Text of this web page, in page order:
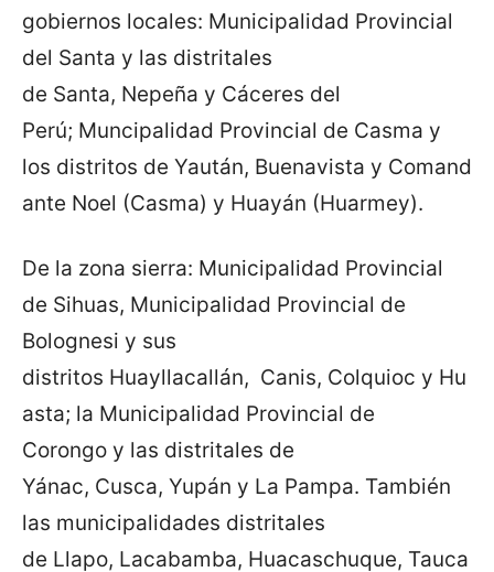
gobiernos locales: Municipalidad Provincial
del Santa y las distritales
de Santa, Nepeña y Cáceres del
Perú; Muncipalidad Provincial de Casma y
los distritos de Yaután, Buenavista y Comand
ante Noel (Casma) y Huayán (Huarmey).
De la zona sierra: Municipalidad Provincial
de Sihuas, Municipalidad Provincial de
Bolognesi y sus
distritos Huayllacallán, Canis, Colquioc y Hu
asta; la Municipalidad Provincial de
Corongo y las distritales de
Yánac, Cusca, Yupán y La Pampa. También
las municipalidades distritales
de Llapo, Lacabamba, Huacaschuque, Tauca